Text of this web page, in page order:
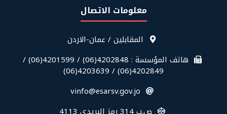
معلومات الاتصال
الاتصال
المقابلين / عمان-الاردن
هاتف المؤسسة : 4202848(06) / 4201599(06) /
4202849(06) / 4203639(06)
vinfo@esarsv.gov.jo